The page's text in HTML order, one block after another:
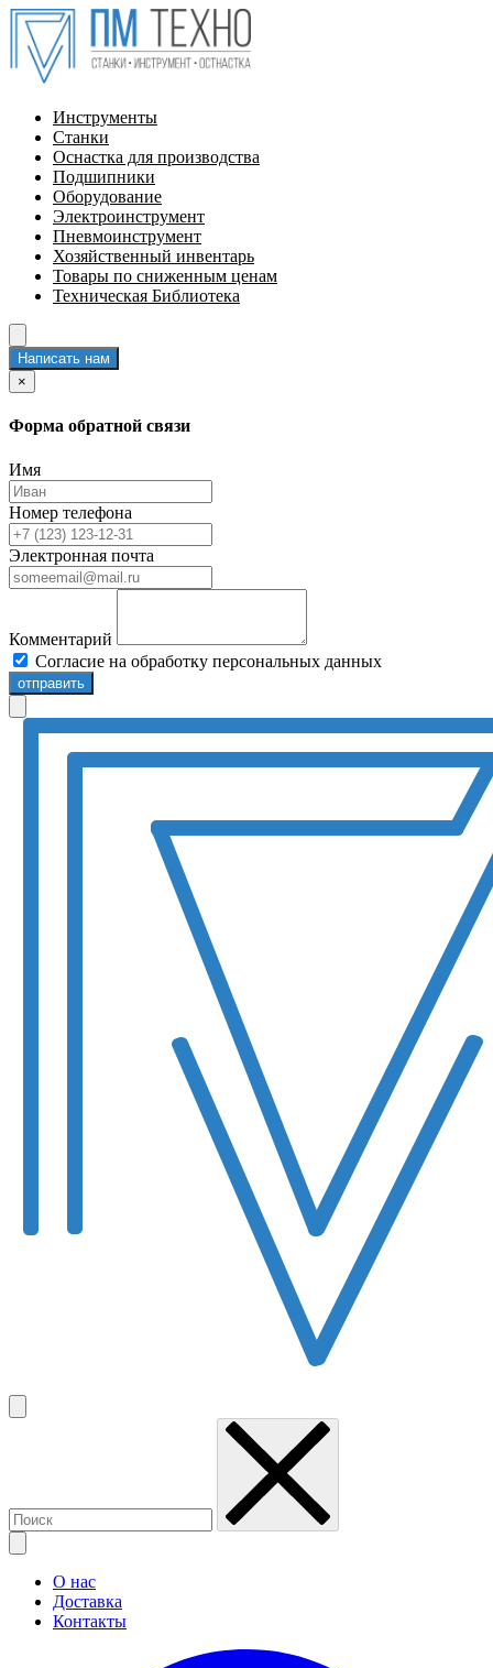
Инструменты
Станки
Оснастка для производства
Подшипники
Оборудование
Электроинструмент
Пневмоинструмент
Хозяйственный инвентарь
Товары по сниженным ценам
Техническая Библиотека
Написать нам
×
Форма обратной связи
Имя
Номер телефона
Электронная почта
Комментарий
Согласие на обработку персональных данных
отправить
О нас
Доставка
Контакты